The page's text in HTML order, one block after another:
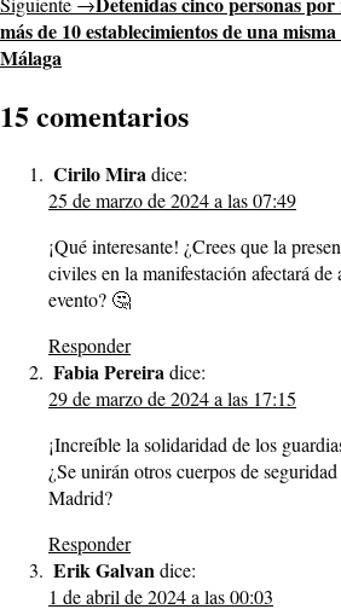
más de 10 establecimientos de una
Málaga
15 comentarios
Cirilo Mira dice:
25 de marzo de 2024 a las 07:49
¡Qué interesante! ¿Crees que la
civiles en la manifestación afectará de
evento? 🤔
Responder
Fabia Pereira dice:
29 de marzo de 2024 a las 17:15
¡Increíble la solidaridad de los
¿Se unirán otros cuerpos de
Madrid?
Responder
Erik Galvan dice:
1 de abril de 2024 a las 00:03